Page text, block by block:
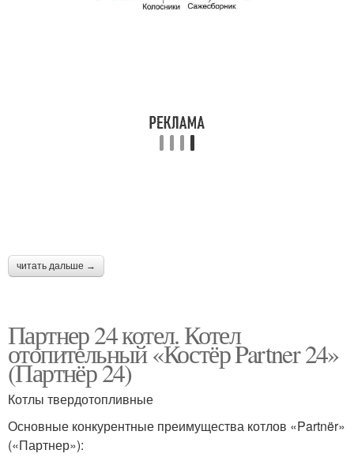
читать дальше →
Партнер 24 котел. Котел
отопительный «Костёр Partner 24»
(Партнёр 24)
Котлы твердотопливные
Основные конкурентные преимущества котлов «Partnër»
(«Партнер»):